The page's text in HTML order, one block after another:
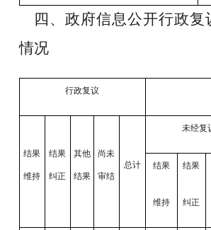
四、政府信息公开行政复
情况
行政复议
结果
维持
结果
纠正
其他
结果
尚未
审结
总计
未经复
结果
维持
结果
纠正